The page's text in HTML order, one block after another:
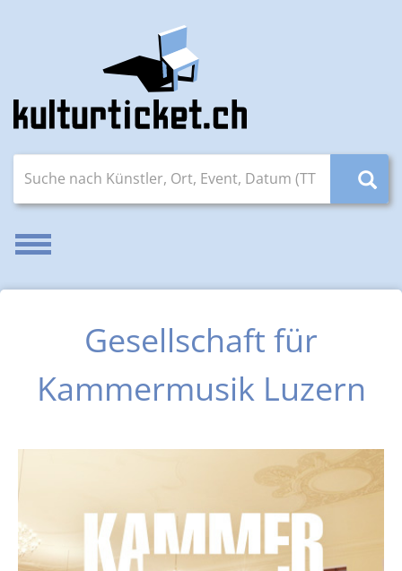
Navigation aktivieren/deaktivieren
Gesellschaft für
Kammermusik Luzern